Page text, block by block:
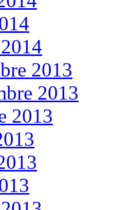
2013
2013
2013